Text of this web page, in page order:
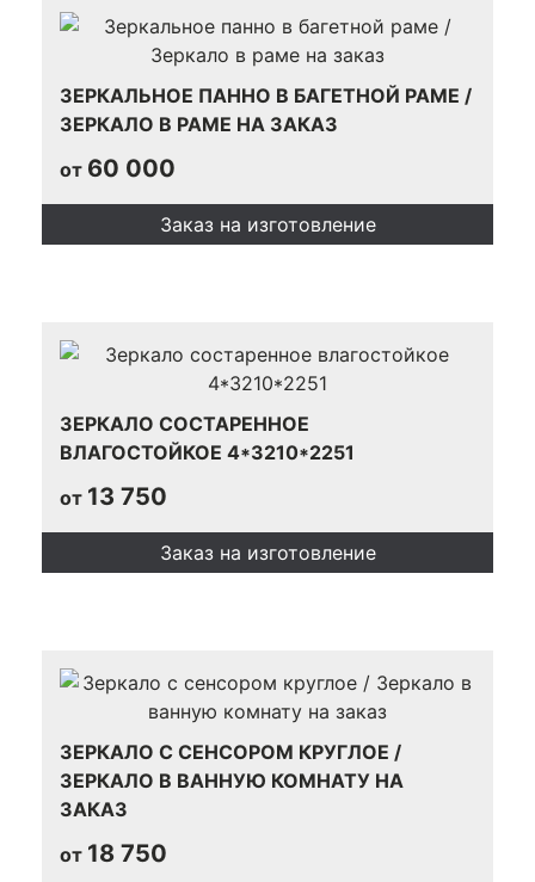
ЗЕРКАЛЬНОЕ ПАННО В БАГЕТНОЙ РАМЕ /
ЗЕРКАЛО В РАМЕ НА ЗАКАЗ
от 60 000
Заказ на изготовление
ЗЕРКАЛО СОСТАРЕННОЕ
ВЛАГОСТОЙКОЕ 4*3210*2251
от 13 750
Заказ на изготовление
ЗЕРКАЛО С СЕНСОРОМ КРУГЛОЕ /
ЗЕРКАЛО В ВАННУЮ КОМНАТУ НА
ЗАКАЗ
от 18 750